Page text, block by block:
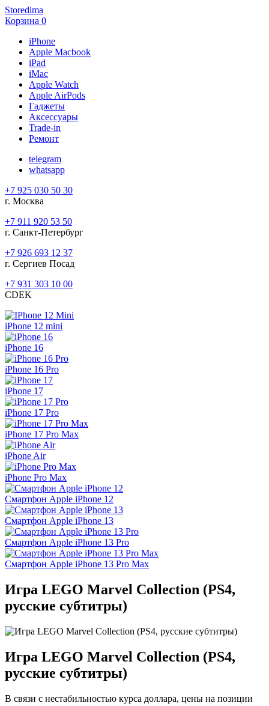
Storedima
Корзина 0
iPhone
Apple Macbook
iPad
iMac
Apple Watch
Apple AirPods
Гаджеты
Аксессуары
Trade-in
Ремонт
telegram
whatsapp
+7 925 030 50 30
г. Москва
+7 911 920 53 50
г. Санкт-Петербург
+7 926 693 12 37
г. Сергиев Посад
+7 931 303 10 00
CDEK
iPhone 12 mini
iPhone 16
iPhone 16 Pro
iPhone 17
iPhone 17 Pro
iPhone 17 Pro Max
iPhone Air
iPhone Pro Max
Смартфон Apple iPhone 12
Смартфон Apple iPhone 13
Смартфон Apple iPhone 13 Pro
Смартфон Apple iPhone 13 Pro Max
Игра LEGO Marvel Collection (PS4,
русские субтитры)
Игра LEGO Marvel Collection (PS4,
русские субтитры)
В связи с нестабильностью курса доллара, цены на позиции